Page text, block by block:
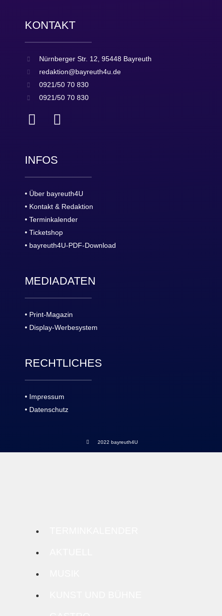
KONTAKT
Nürnberger Str. 12, 95448 Bayreuth
redaktion@bayreuth4u.de
0921/50 70 830
0921/50 70 830
INFOS
• Über bayreuth4U
• Kontakt & Redaktion
• Terminkalender
• Ticketshop
• bayreuth4U-PDF-Download
MEDIADATEN
• Print-Magazin
• Display-Werbesystem
RECHTLICHES
• Impressum
• Datenschutz
2022 bayreuth4U